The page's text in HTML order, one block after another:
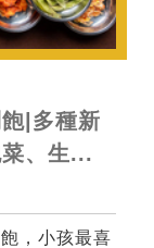
|多種新
、生...
，小孩最喜